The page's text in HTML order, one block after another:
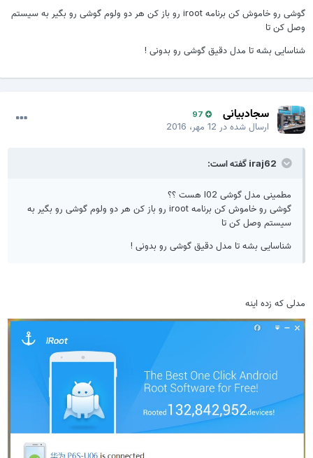
گوشی رو خاموش کن برنامه iroot رو باز کن هر دو ولوم گوشی رو بگیر به سیستم
وصل کن تا
شناسایی بشه تا مدل دقیق گوشی رو بدونی !
سجادبیانی 97
ارسال شده در12 مهر، 2016
iraj62 گفته است:
مطمینی مدل گوشی l02 هست ؟؟
گوشی رو خاموش کن برنامه iroot رو باز کن هر دو ولوم گوشی رو بگیر به
سیستم وصل کن تا
شناسایی بشه تا مدل دقیق گوشی رو بدونی !
مدلی که زده اینه